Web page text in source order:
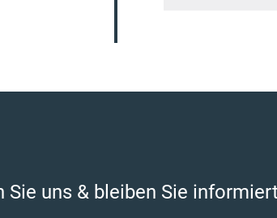
Sie uns & bleiben Sie informiert